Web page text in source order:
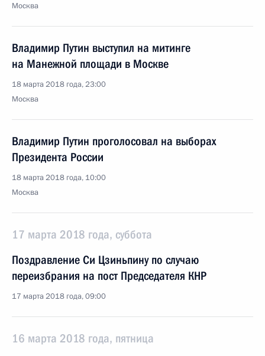
Москва
Владимир Путин выступил на митинге
на Манежной площади в Москве
18 марта 2018 года, 23:00
Москва
Владимир Путин проголосовал на выборах
Президента России
18 марта 2018 года, 10:00
Москва
17 марта 2018 года, суббота
Поздравление Си Цзиньпину по случаю
переизбрания на пост Председателя КНР
17 марта 2018 года, 09:00
16 марта 2018 года, пятница